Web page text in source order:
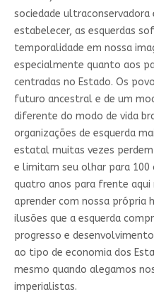
sociedade
estabelecer, as esquerdas
temporalidade em nossa
especialmente quanto aos
centradas no Estado. Os
futuro ancestral e de um
diferente do modo de vida
organizações de esquerda
estatal muitas vezes
e limitam seu olhar para 100
quatro anos para frente aqui
aprender com nossa própria
ilusões que a esquerda
progresso e
ao tipo de economia dos
mesmo quando alegamos
imperialistas.